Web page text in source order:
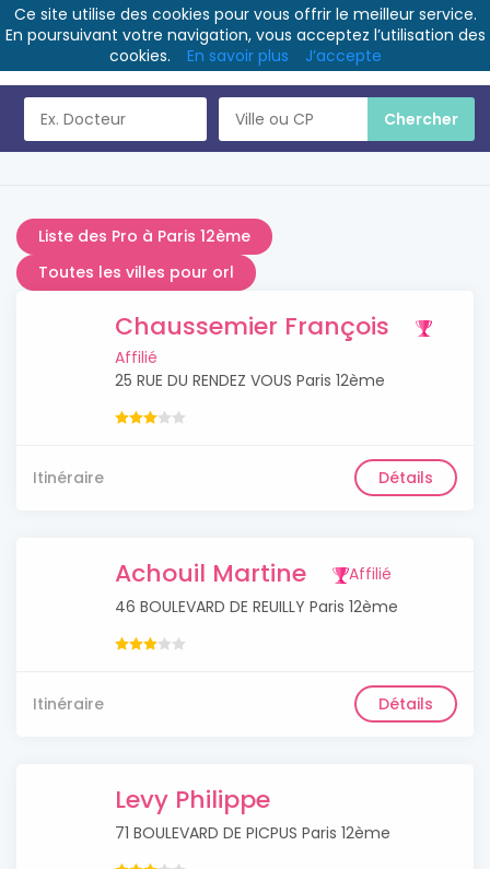
Liste des Pro à Paris 12ème
Toutes les villes pour orl
Chaussemier François
Affilié
25 RUE DU RENDEZ VOUS Paris 12ème
Itinéraire Détails
Achouil Martine
Affilié
46 BOULEVARD DE REUILLY Paris 12ème
Itinéraire Détails
Levy Philippe
71 BOULEVARD DE PICPUS Paris 12ème
Ce site utilise des cookies pour vous offrir le meilleur service.
En poursuivant votre navigation, vous acceptez l’utilisation des
cookies.
En savoir plus J’accepte